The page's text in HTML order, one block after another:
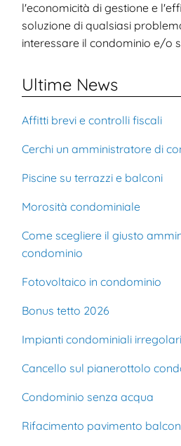
l'economicità di gestione e
soluzione di qualsiasi
interessare il condominio e/o
Ultime News
Affitti brevi e controlli fiscali
Cerchi un amministratore di
Piscine su terrazzi e balconi
Morosità condominiale
Come scegliere il giusto
condominio
Fotovoltaico in condominio
Bonus tetto 2026
Impianti condominiali irregolari
Cancello sul pianerottolo
Condominio senza acqua
Rifacimento pavimento